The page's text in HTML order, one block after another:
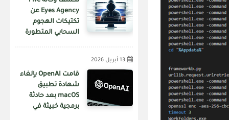
Eyes Agency عن
تكتيكات الهجوم
السحابي المتطورة
13 أبريل 2026
قامت OpenAI بإلغاء
شهادة تطبيق
macOS بعد حادثة
برمجية خبيثة في